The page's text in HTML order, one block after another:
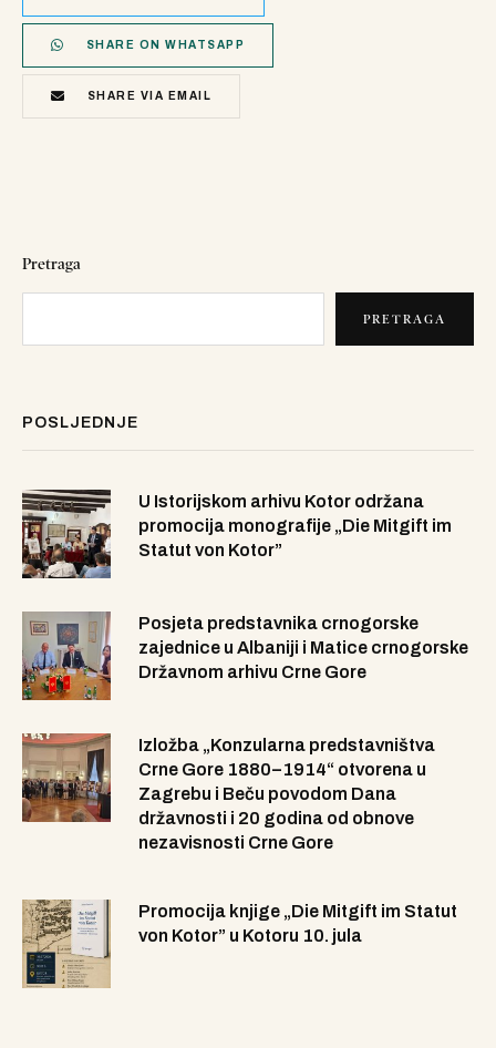
SHARE ON WHATSAPP
SHARE VIA EMAIL
Pretraga
PRETRAGA
POSLJEDNJE
U Istorijskom arhivu Kotor održana
promocija monografije „Die Mitgift im
Statut von Kotor”
Posjeta predstavnika crnogorske
zajednice u Albaniji i Matice crnogorske
Državnom arhivu Crne Gore
Izložba „Konzularna predstavništva
Crne Gore 1880–1914“ otvorena u
Zagrebu i Beču povodom Dana
državnosti i 20 godina od obnove
nezavisnosti Crne Gore
Promocija knjige „Die Mitgift im Statut
von Kotor” u Kotoru 10. jula